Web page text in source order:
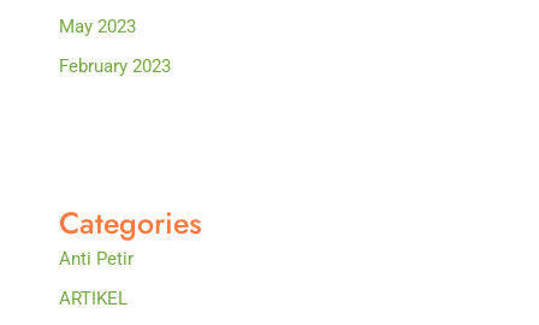
May 2023
February 2023
Categories
Anti Petir
ARTIKEL